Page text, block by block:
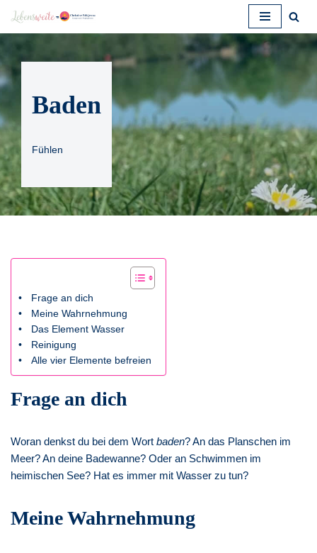
Baden
Fühlen
Frage an dich
Meine Wahrnehmung
Das Element Wasser
Reinigung
Alle vier Elemente befreien
Frage an dich
Woran denkst du bei dem Wort baden? An das Planschen im
Meer? An deine Badewanne? Oder an Schwimmen im
heimischen See? Hat es immer mit Wasser zu tun?
Meine Wahrnehmung